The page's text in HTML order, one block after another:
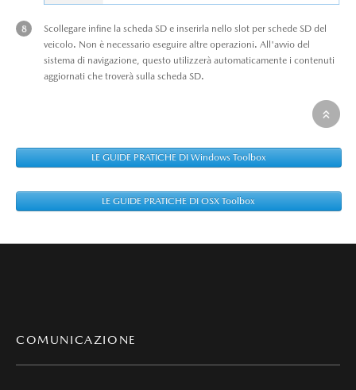
Scollegare infine la scheda SD e inserirla nello slot per schede SD del
veicolo. Non è necessario eseguire altre operazioni. All'avvio del
sistema di navigazione, questo utilizzerà automaticamente i contenuti
aggiornati che troverà sulla scheda SD.
LE GUIDE PRATICHE DI Windows Toolbox
LE GUIDE PRATICHE DI OSX Toolbox
COMUNICAZIONE